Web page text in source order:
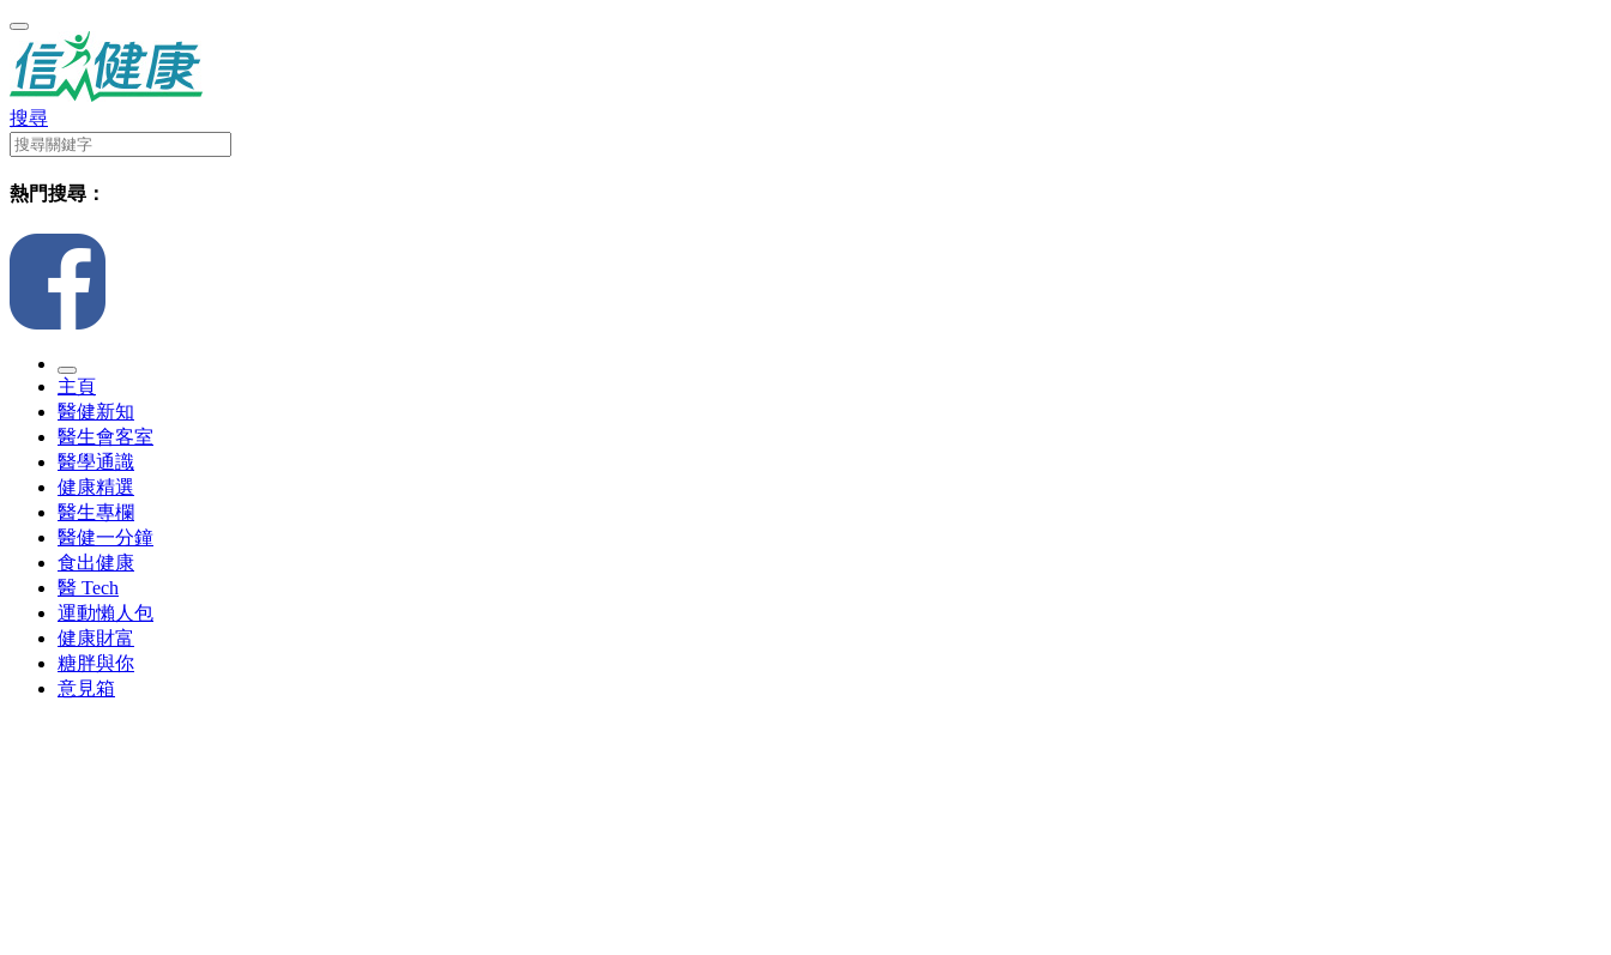
搜尋
熱門搜尋：
主頁
醫健新知
醫生會客室
醫學通識
健康精選
醫生專欄
醫健一分鐘
食出健康
醫 Tech
運動懶人包
健康財富
糖胖與你
意見箱